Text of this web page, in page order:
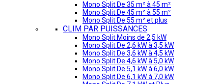
Mono Split De 35 m² à 45 m²
Mono Split De 45 m² à 55 m²
Mono Split De 55 m² et plus
CLIM PAR PUISSANCES
Mono Split Moins de 2,5 kW
Mono Split De 2,6 kW à 3,5 kW
Mono Split De 3,6 kW à 4,5 kW
Mono Split De 4,6 kW à 5,0 kW
Mono Split De 5,1 kW à 6,0 kW
Mono Split De 6,1 kW à 7,0 kW